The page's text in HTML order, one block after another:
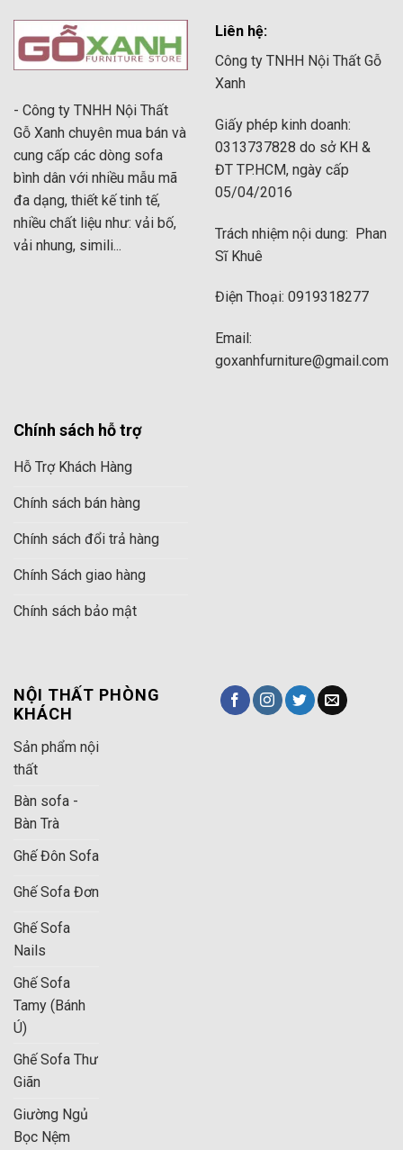
- Công ty TNHH Nội Thất
Gỗ Xanh chuyên mua bán và
cung cấp các dòng sofa
bình dân với nhiều mẫu mã
đa dạng, thiết kế tinh tế,
nhiều chất liệu như: vải bố,
vải nhung, simili...
Liên hệ:
Công ty TNHH Nội Thất Gỗ
Xanh
Giấy phép kinh doanh:
0313737828 do sở KH &
ĐT TP.HCM, ngày cấp
05/04/2016
Trách nhiệm nội dung: Phan
Sĩ Khuê
Điện Thoại: 0919318277
Email:
goxanhfurniture@gmail.com
Chính sách hỗ trợ
Hỗ Trợ Khách Hàng
Chính sách bán hàng
Chính sách đổi trả hàng
Chính Sách giao hàng
Chính sách bảo mật
NỘI THẤT PHÒNG
KHÁCH
Sản phẩm nội
thất
Bàn sofa -
Bàn Trà
Ghế Đôn Sofa
Ghế Sofa Đơn
Ghế Sofa
Nails
Ghế Sofa
Tamy (Bánh
Ú)
Ghế Sofa Thư
Giãn
Giường Ngủ
Bọc Nệm